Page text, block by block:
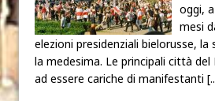
oggi,
mesi
elezioni presidenziali bielorusse,
la medesima. Le principali città del
ad essere cariche di manifestanti